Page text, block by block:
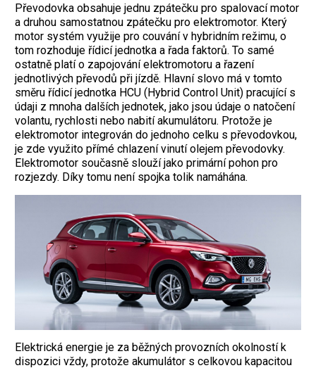
Převodovka obsahuje jednu zpátečku pro spalovací motor
a druhou samostatnou zpátečku pro elektromotor. Který
motor systém využije pro couvání v hybridním režimu, o
tom rozhoduje řídicí jednotka a řada faktorů. To samé
ostatně platí o zapojování elektromotoru a řazení
jednotlivých převodů při jízdě. Hlavní slovo má v tomto
směru řídicí jednotka HCU (Hybrid Control Unit) pracující s
údaji z mnoha dalších jednotek, jako jsou údaje o natočení
volantu, rychlosti nebo nabití akumulátoru. Protože je
elektromotor integrován do jednoho celku s převodovkou,
je zde využito přímé chlazení vinutí olejem převodovky.
Elektromotor současně slouží jako primární pohon pro
rozjezdy. Díky tomu není spojka tolik namáhána.
Elektrická energie je za běžných pro­voz­ních okolností k
dispozici vždy, proto­že akumulátor s celkovou kapacitou